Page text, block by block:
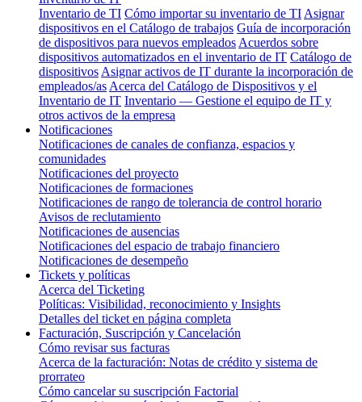
Inventario de TI Cómo importar su inventario de TI Asignar
dispositivos en el Catálogo de trabajos Guía de incorporación
de dispositivos para nuevos empleados Acuerdos sobre
dispositivos automatizados en el inventario de IT Catálogo de
dispositivos Asignar activos de IT durante la incorporación de
empleados/as Acerca del Catálogo de Dispositivos y el
Inventario de IT Inventario — Gestione el equipo de IT y
otros activos de la empresa
Notificaciones
Notificaciones de canales de confianza, espacios y
comunidades
Notificaciones del proyecto
Notificaciones de formaciones
Notificaciones de rango de tolerancia de control horario
Avisos de reclutamiento
Notificaciones de ausencias
Notificaciones del espacio de trabajo financiero
Notificaciones de desempeño
Tickets y políticas
Acerca del Ticketing
Políticas: Visibilidad, reconocimiento y Insights
Detalles del ticket en página completa
Facturación, Suscripción y Cancelación
Cómo revisar sus facturas
Acerca de la facturación: Notas de crédito y sistema de
prorrateo
Cómo cancelar su suscripción Factorial